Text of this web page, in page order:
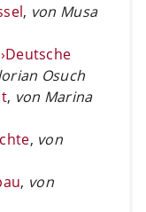
, von Musa
Osuch
, von Marina
, von
, von